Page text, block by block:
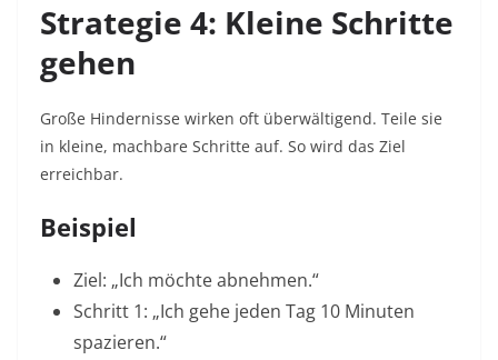
Strategie 4: Kleine Schritte
gehen
Große Hindernisse wirken oft überwältigend. Teile sie
in kleine, machbare Schritte auf. So wird das Ziel
erreichbar.​
Beispiel
Ziel: „Ich möchte abnehmen.“
Schritt 1: „Ich gehe jeden Tag 10 Minuten
spazieren.“